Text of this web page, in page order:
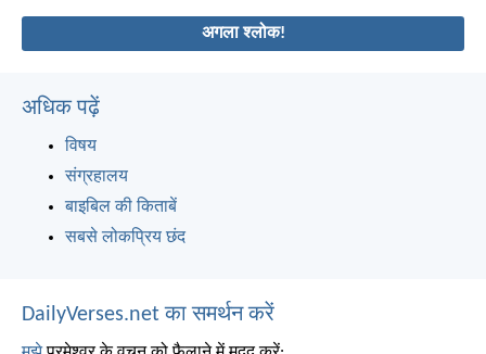
अगला श्लोक!
अधिक पढ़ें
विषय
संग्रहालय
बाइबिल की किताबें
सबसे लोकप्रिय छंद
DailyVerses.net का समर्थन करें